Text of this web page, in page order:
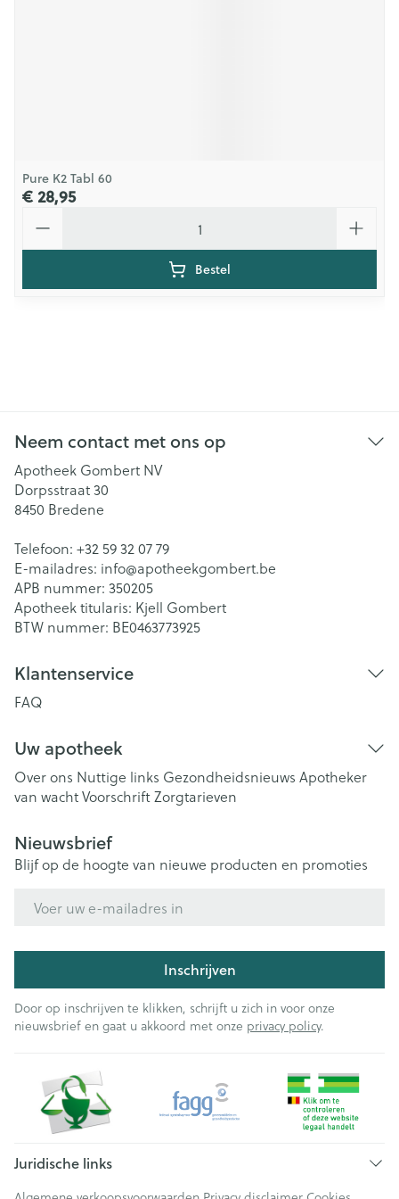
Pure K2 Tabl 60
€ 28,95
Bestel
Neem contact met ons op
Apotheek Gombert NV
Dorpsstraat 30
8450 Bredene
Telefoon: +32 59 32 07 79
E-mailadres: info@apotheekgombert.be
APB nummer: 350205
Apotheek titularis: Kjell Gombert
BTW nummer: BE0463773925
Klantenservice
FAQ
Uw apotheek
Over ons Nuttige links Gezondheidsnieuws Apotheker
van wachtVoorschriftZorgtarieven
Nieuwsbrief
Blijf op de hoogte van nieuwe producten en promoties
Inschrijven
Door op inschrijven te klikken, schrijft u zich in voor onze
nieuwsbrief en gaat u akkoord met onze privacy policy.
Juridische links